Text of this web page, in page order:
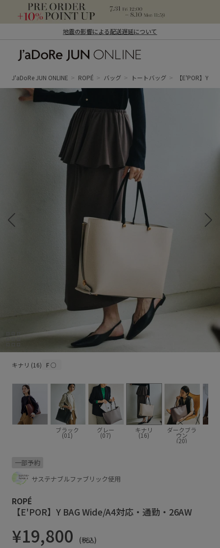
地震の影響による配送遅延について
ン オンライン）
J'aDoRe JUN ONLINE ROPÉ バッグ トートバッグ 【E'POR】Y
キナリ (16) F○
ブラック
(01)
グレー
(07)
キナリ
(16)
ダークブラ
ウン
(20)
一部予約
サステナブルファブリック使用
ROPÉ
【E'POR】Y BAG Wide/A4対応・通勤・26AW
¥19,800 (税込)